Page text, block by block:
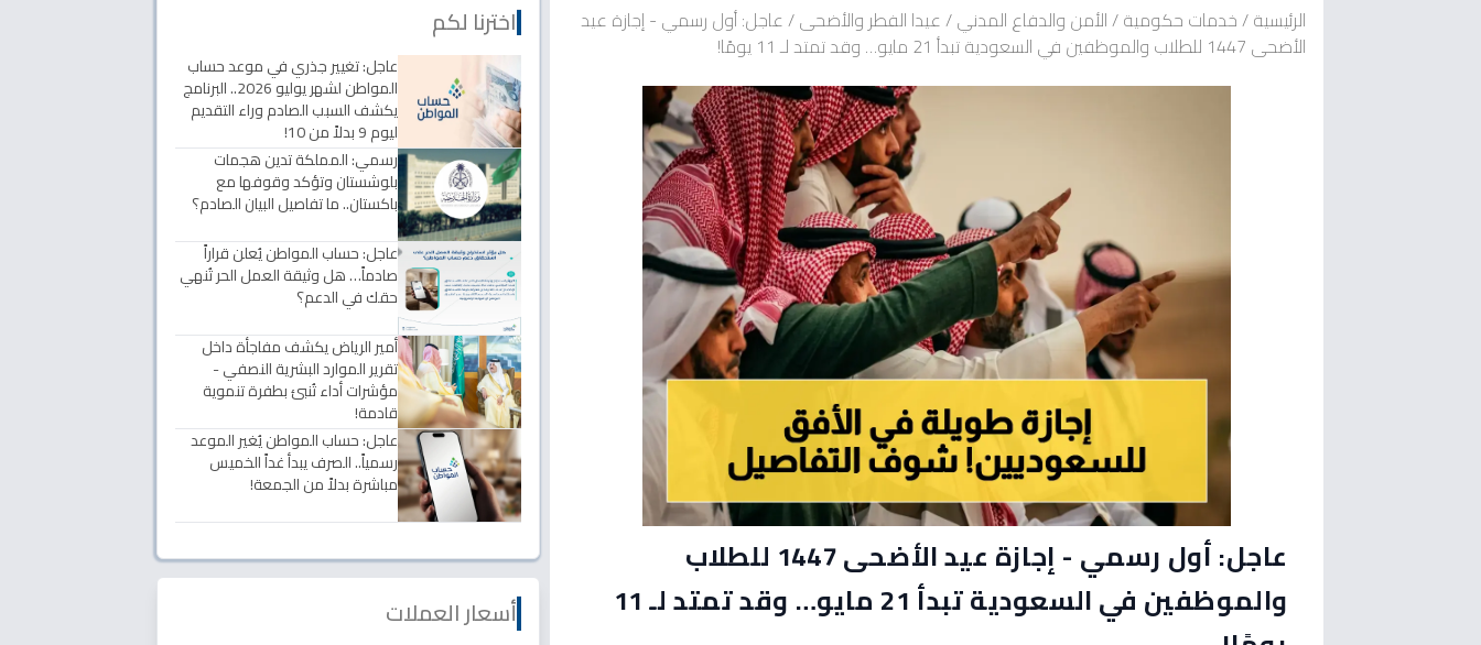
الرئيسية/خدمات حكومية/الأمن والدفاع المدني/عيدا الفطر والأضحى/عاجل: أول رسمي - إجازة عيد
الأضحى 1447 للطلاب والموظفين في السعودية تبدأ 21 مايو… وقد تمتد لـ 11 يومًا!
عاجل: أول رسمي - إجازة عيد الأضحى 1447 للطلاب
والموظفين في السعودية تبدأ 21 مايو… وقد تمتد لـ 11
اخترنا لكم
عاجل: تغيير جذري في موعد حساب
المواطن لشهر يوليو 2026.. البرنامج
يكشف السبب الصادم وراء التقديم
ليوم 9 بدلاً من 10!
رسمي: المملكة تدين هجمات
بلوشستان وتؤكد وقوفها مع
باكستان.. ما تفاصيل البيان الصادم؟
عاجل: حساب المواطن يُعلن قراراً
صادماً… هل وثيقة العمل الحر تُنهي
حقك في الدعم؟
أمير الرياض يكشف مفاجأة داخل
تقرير الموارد البشرية النصفي -
مؤشرات أداء تُنبئ بطفرة تنموية
قادمة!
عاجل: حساب المواطن يُغير الموعد
رسمياً.. الصرف يبدأ غداً الخميس
مباشرة بدلاً من الجمعة!
أسعار العملات